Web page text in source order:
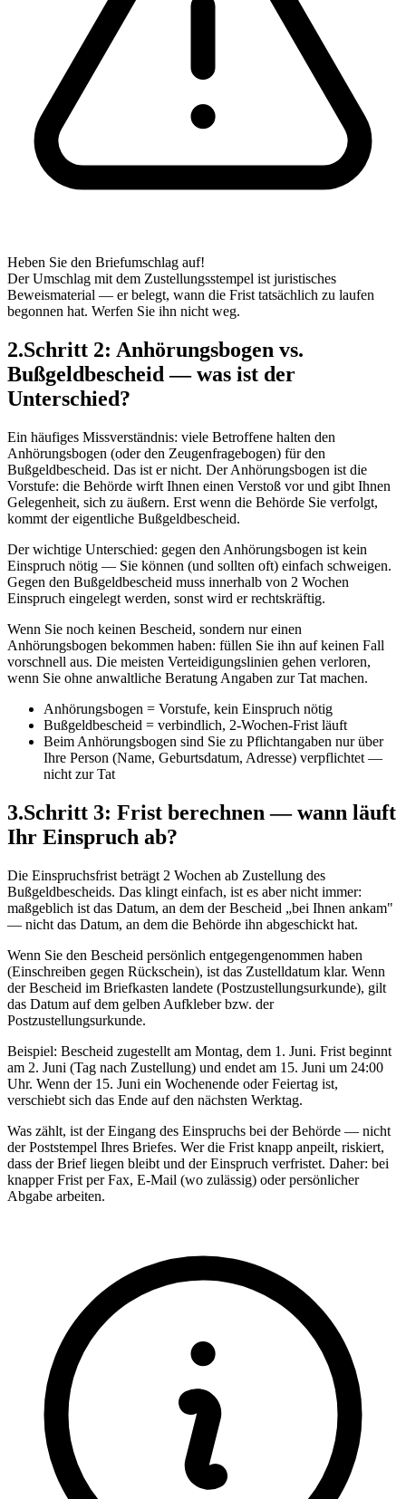
Heben Sie den Briefumschlag auf!
Der Umschlag mit dem Zustellungsstempel ist juristisches
Beweismaterial — er belegt, wann die Frist tatsächlich zu laufen
begonnen hat. Werfen Sie ihn nicht weg.
2.Schritt 2: Anhörungsbogen vs.
Bußgeldbescheid — was ist der
Unterschied?
Ein häufiges Missverständnis: viele Betroffene halten den
Anhörungsbogen (oder den Zeugenfragebogen) für den
Bußgeldbescheid. Das ist er nicht. Der Anhörungsbogen ist die
Vorstufe: die Behörde wirft Ihnen einen Verstoß vor und gibt Ihnen
Gelegenheit, sich zu äußern. Erst wenn die Behörde Sie verfolgt,
kommt der eigentliche Bußgeldbescheid.
Der wichtige Unterschied: gegen den Anhörungsbogen ist kein
Einspruch nötig — Sie können (und sollten oft) einfach schweigen.
Gegen den Bußgeldbescheid muss innerhalb von 2 Wochen
Einspruch eingelegt werden, sonst wird er rechtskräftig.
Wenn Sie noch keinen Bescheid, sondern nur einen
Anhörungsbogen bekommen haben: füllen Sie ihn auf keinen Fall
vorschnell aus. Die meisten Verteidigungslinien gehen verloren,
wenn Sie ohne anwaltliche Beratung Angaben zur Tat machen.
Anhörungsbogen = Vorstufe, kein Einspruch nötig
Bußgeldbescheid = verbindlich, 2-Wochen-Frist läuft
Beim Anhörungsbogen sind Sie zu Pflichtangaben nur über
Ihre Person (Name, Geburtsdatum, Adresse) verpflichtet —
nicht zur Tat
3.Schritt 3: Frist berechnen — wann läuft
Ihr Einspruch ab?
Die Einspruchsfrist beträgt 2 Wochen ab Zustellung des
Bußgeldbescheids. Das klingt einfach, ist es aber nicht immer:
maßgeblich ist das Datum, an dem der Bescheid „bei Ihnen ankam"
— nicht das Datum, an dem die Behörde ihn abgeschickt hat.
Wenn Sie den Bescheid persönlich entgegengenommen haben
(Einschreiben gegen Rückschein), ist das Zustelldatum klar. Wenn
der Bescheid im Briefkasten landete (Postzustellungsurkunde), gilt
das Datum auf dem gelben Aufkleber bzw. der
Postzustellungsurkunde.
Beispiel: Bescheid zugestellt am Montag, dem 1. Juni. Frist beginnt
am 2. Juni (Tag nach Zustellung) und endet am 15. Juni um 24:00
Uhr. Wenn der 15. Juni ein Wochenende oder Feiertag ist,
verschiebt sich das Ende auf den nächsten Werktag.
Was zählt, ist der Eingang des Einspruchs bei der Behörde — nicht
der Poststempel Ihres Briefes. Wer die Frist knapp anpeilt, riskiert,
dass der Brief liegen bleibt und der Einspruch verfristet. Daher: bei
knapper Frist per Fax, E-Mail (wo zulässig) oder persönlicher
Abgabe arbeiten.